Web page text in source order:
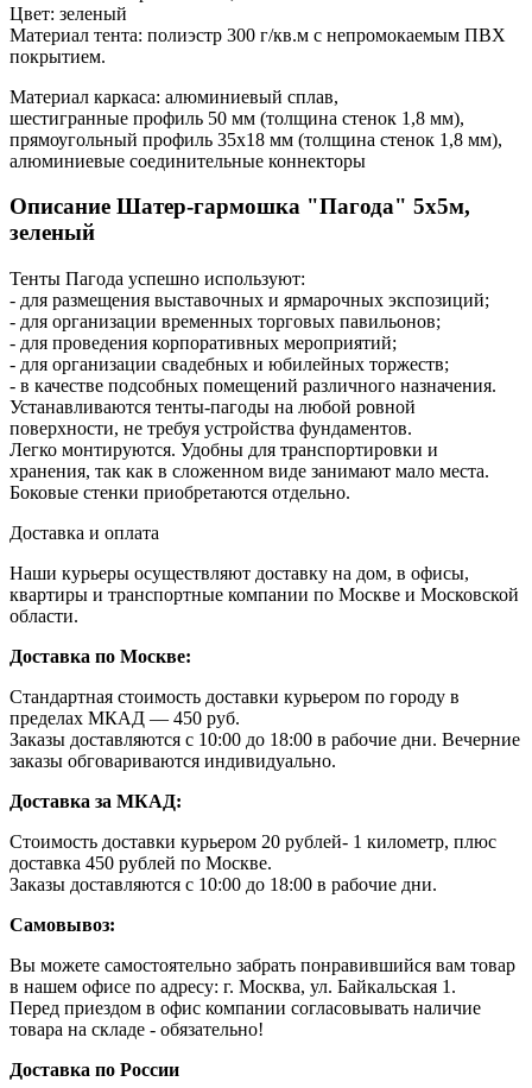
Цвет: зеленый
Материал тента: полиэстр 300 г/кв.м с непромокаемым ПВХ
покрытием.
Материал каркаса: алюминиевый сплав,
шестигранные профиль 50 мм (толщина стенок 1,8 мм),
прямоугольный профиль 35х18 мм (толщина стенок 1,8 мм),
алюминиевые соединительные коннекторы
Описание Шатер-гармошка "Пагода" 5х5м,
зеленый
Тенты Пагода успешно используют:
- для размещения выставочных и ярмарочных экспозиций;
- для организации временных торговых павильонов;
- для проведения корпоративных мероприятий;
- для организации свадебных и юбилейных торжеств;
- в качестве подсобных помещений различного назначения.
Устанавливаются тенты-пагоды на любой ровной
поверхности, не требуя устройства фундаментов.
Легко монтируются. Удобны для транспортировки и
хранения, так как в сложенном виде занимают мало места.
Боковые стенки приобретаются отдельно.
Доставка и оплата
Наши курьеры осуществляют доставку на дом, в офисы,
квартиры и транспортные компании по Москве и Московской
области.
Доставка по Москве:
Стандартная стоимость доставки курьером по городу в
пределах МКАД — 450 руб.
Заказы доставляются с 10:00 до 18:00 в рабочие дни. Вечерние
заказы обговариваются индивидуально.
Доставка за МКАД:
Стоимость доставки курьером 20 рублей- 1 километр, плюс
доставка 450 рублей по Москве.
Заказы доставляются с 10:00 до 18:00 в рабочие дни.
Самовывоз:
Вы можете самостоятельно забрать понравившийся вам товар
в нашем офисе по адресу: г. Москва, ул. Байкальская 1.
Перед приездом в офис компании согласовывать наличие
товара на складе - обязательно!
Доставка по России